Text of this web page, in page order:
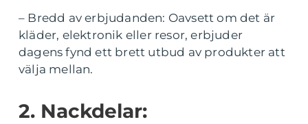
– Bredd av erbjudanden: Oavsett om det är
kläder, elektronik eller resor, erbjuder
dagens fynd ett brett utbud av produkter att
välja mellan.
2. Nackdelar: